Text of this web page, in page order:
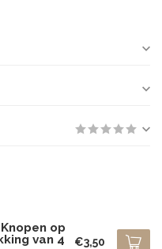
op
van 4
€3,50